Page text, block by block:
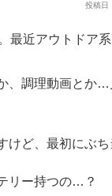
投稿日
最近アウトドア
、調理動画とか
けど、最初にぶ
リー持つの…？